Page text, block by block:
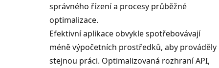
správného řízení a procesy průběžné
optimalizace.
Efektivní aplikace obvykle spotřebovávají
méně výpočetních prostředků, aby prováděly
stejnou práci. Optimalizovaná rozhraní API,